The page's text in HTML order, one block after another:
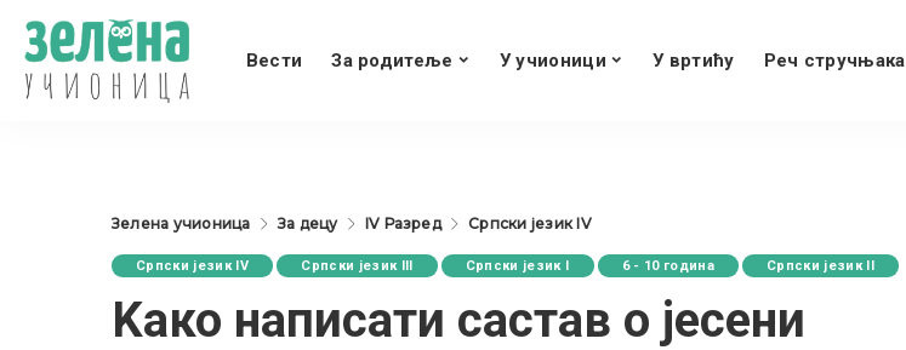
Вести За родитеље У учионици У вртићу Реч стручњака
Зелена учионица За децу IV Разред Српски језик IV
Српски језик IV Српски језик III Српски језик I 6 - 10 година Српски језик II
Kaко написати састав о јесени